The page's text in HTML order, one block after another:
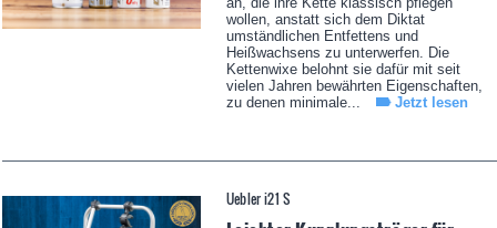
wollen, anstatt sich dem Diktat
umständlichen Entfettens und
Heißwachsens zu unterwerfen. Die
Kettenwixe belohnt sie dafür mit seit
vielen Jahren bewährten Eigenschaften,
zu denen minimale...
Jetzt lesen
Uebler i21 S